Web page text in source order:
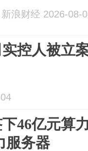
新浪财经 2026-08-
控人被立
46亿元算
服务器